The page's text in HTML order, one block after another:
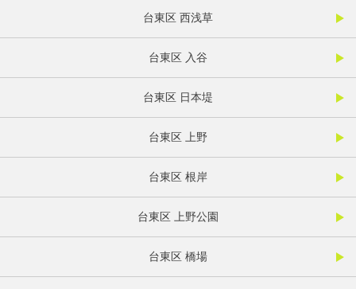
台東区 西浅草
台東区 入谷
台東区 日本堤
台東区 上野
台東区 根岸
台東区 上野公園
台東区 橋場